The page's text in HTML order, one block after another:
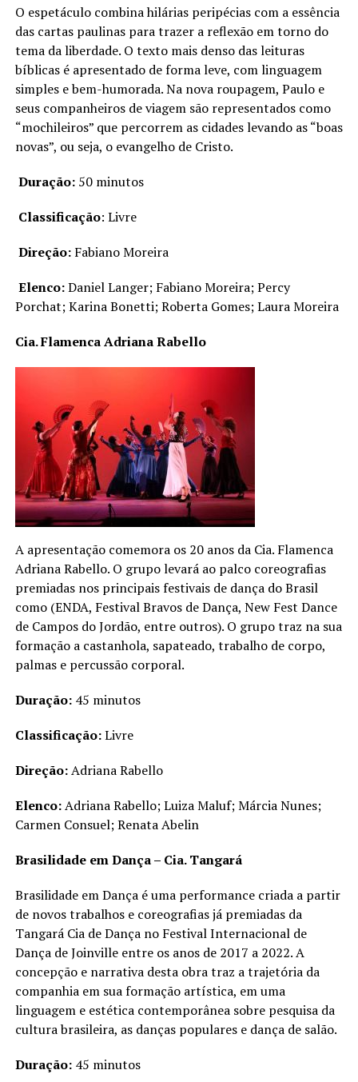
O espetáculo combina hilárias peripécias com a essência
das cartas paulinas para trazer a reflexão em torno do
tema da liberdade. O texto mais denso das leituras
bíblicas é apresentado de forma leve, com linguagem
simples e bem-humorada. Na nova roupagem, Paulo e
seus companheiros de viagem são representados como
“mochileiros” que percorrem as cidades levando as “boas
novas”, ou seja, o evangelho de Cristo.
Duração:50 minutos
Classificação: Livre
Direção: Fabiano Moreira
Elenco:Daniel Langer; Fabiano Moreira; Percy
Porchat; Karina Bonetti; Roberta Gomes; Laura Moreira
Cia. Flamenca Adriana Rabello
A apresentação comemora os 20 anos da Cia. Flamenca
Adriana Rabello. O grupo levará ao palco coreografias
premiadas nos principais festivais de dança do Brasil
como (ENDA, Festival Bravos de Dança, New Fest Dance
de Campos do Jordão, entre outros). O grupo traz na sua
formação a castanhola, sapateado, trabalho de corpo,
palmas e percussão corporal.
Duração:45 minutos
Classificação:Livre
Direção:Adriana Rabello
Elenco:Adriana Rabello; Luiza Maluf; Márcia Nunes;
Carmen Consuel; Renata Abelin
Brasilidade em Dança – Cia. Tangará
Brasilidade em Dança é uma performance criada a partir
de novos trabalhos e coreografias já premiadas da
Tangará Cia de Dança no Festival Internacional de
Dança de Joinville entre os anos de 2017 a 2022. A
concepção e narrativa desta obra traz a trajetória da
companhia em sua formação artística, em uma
linguagem e estética contemporânea sobre pesquisa da
cultura brasileira, as danças populares e dança de salão.
Duração:45 minutos